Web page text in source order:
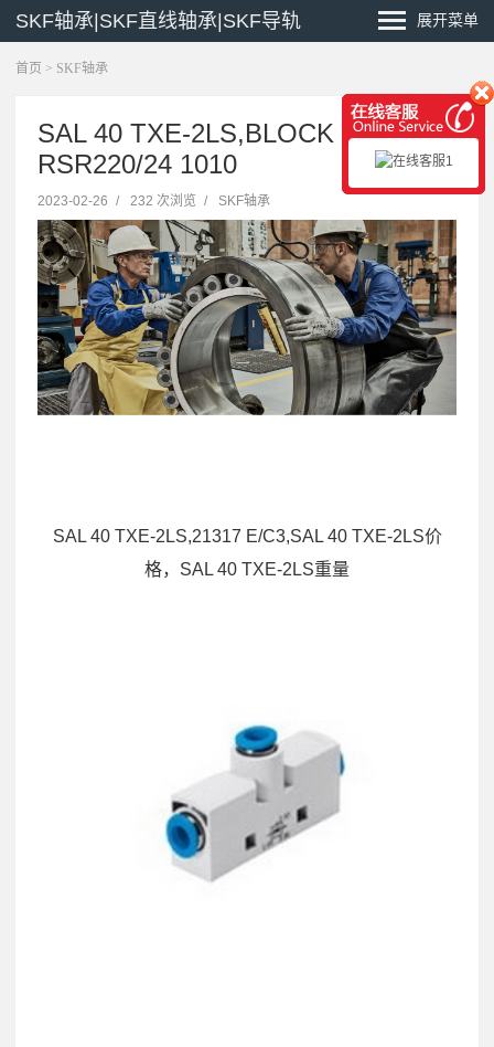
SKF轴承|SKF直线轴承|SKF导轨 展开菜单
首页 > SKF轴承
SAL 40 TXE-2LS,BLOCK 变压器
RSR220/24 1010
2023-02-26 / 232 次浏览 / SKF轴承
SAL 40 TXE-2LS,21317 E/C3,SAL 40 TXE-2LS价
格，SAL 40 TXE-2LS重量